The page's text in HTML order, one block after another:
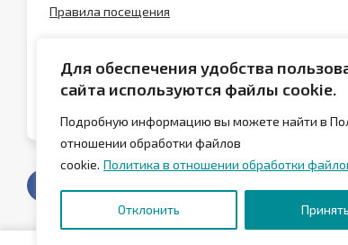
Для обеспечения удобства
сайта используются файлы cookie.
Подробную информацию вы можете найти в
отношении обработки файлов
cookie. Политика в отношении обработки
Отклонить Принять
Правила посещения
Положение о сертификатах